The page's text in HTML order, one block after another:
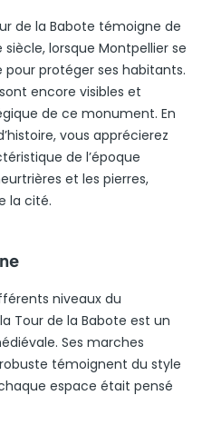
de la Babote témoigne de
lorsque Montpellier se
protéger ses habitants.
encore visibles et
de ce monument. En
vous apprécierez
de l’époque
et les pierres,
la cité.
niveaux du
Tour de la Babote est un
Ses marches
témoignent du style
espace était pensé